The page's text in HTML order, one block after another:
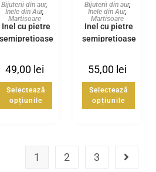
Bijuterii din aur,
Inele din Aur,
Martisoare
Inel cu pietre
semipretioase
bila Aur14k
49,00 lei
Selectează
opțiunile
Bijuterii din aur,
Inele din Aur,
Martisoare
Inel cu pietre
semipretioase
placat auriu si
bila Aur14k
55,00 lei
Selectează
opțiunile
1 2 3